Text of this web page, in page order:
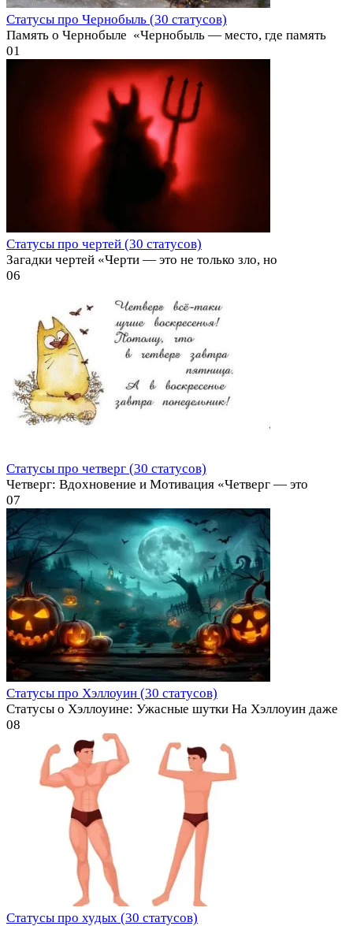
Статусы про Чернобыль (30 статусов)
Память о Чернобыле ️ «Чернобыль — место, где память
01
Статусы про чертей (30 статусов)
Загадки чертей «Черти — это не только зло, но
06
Статусы про четверг (30 статусов)
Четверг: Вдохновение и Мотивация «Четверг — это
07
Статусы про Хэллоуин (30 статусов)
Статусы о Хэллоуине: Ужасные шутки На Хэллоуин даже
08
Статусы про худых (30 статусов)